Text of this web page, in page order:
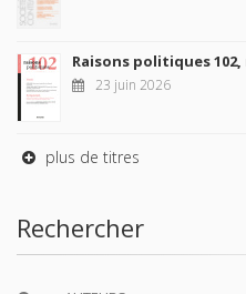
Raisons politiques 102,
23 juin 2026
plus de titres
Rechercher